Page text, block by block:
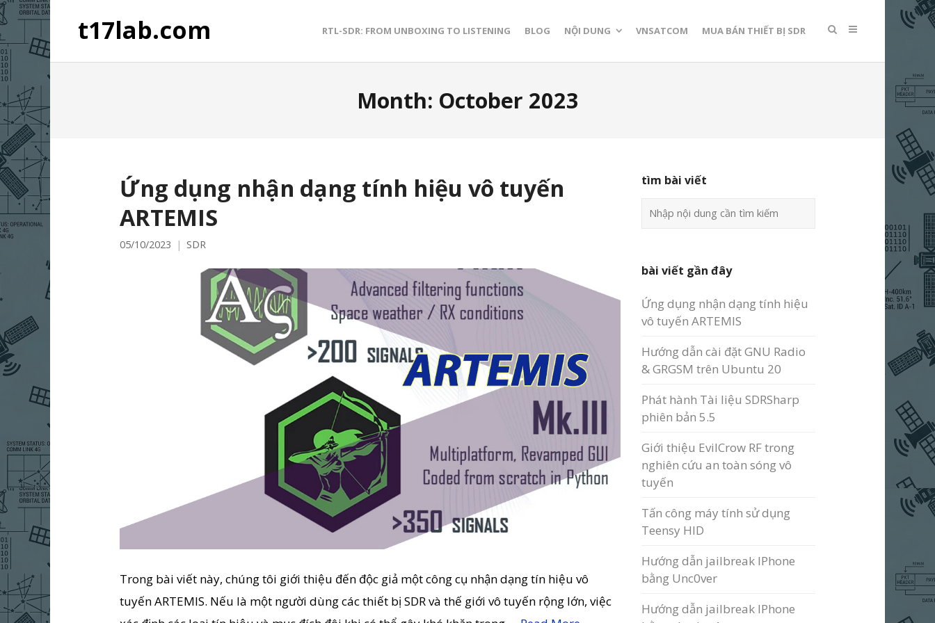
t17lab.com RTL-SDR: FROM UNBOXING TO LISTENING BLOG NỘI DUNG VNSATCOM MUA BÁN THIẾT BỊ SDR
Month: October 2023
Ứng dụng nhận dạng tính hiệu vô tuyến
ARTEMIS
05/10/2023 SDR
Trong bài viết này, chúng tôi giới thiệu đến độc giả một công cụ nhận dạng tín hiệu vô
tuyến ARTEMIS. Nếu là một người dùng các thiết bị SDR và thế giới vô tuyến rộng lớn, việc
tìm bài viết
bài viết gần đây
Ứng dụng nhận dạng tính hiệu
vô tuyến ARTEMIS
Hướng dẫn cài đặt GNU Radio
& GRGSM trên Ubuntu 20
Phát hành Tài liệu SDRSharp
phiên bản 5.5
Giới thiệu EvilCrow RF trong
nghiên cứu an toàn sóng vô
tuyến
Tấn công máy tính sử dụng
Teensy HID
Hướng dẫn jailbreak IPhone
bằng Unc0ver
Hướng dẫn jailbreak IPhone